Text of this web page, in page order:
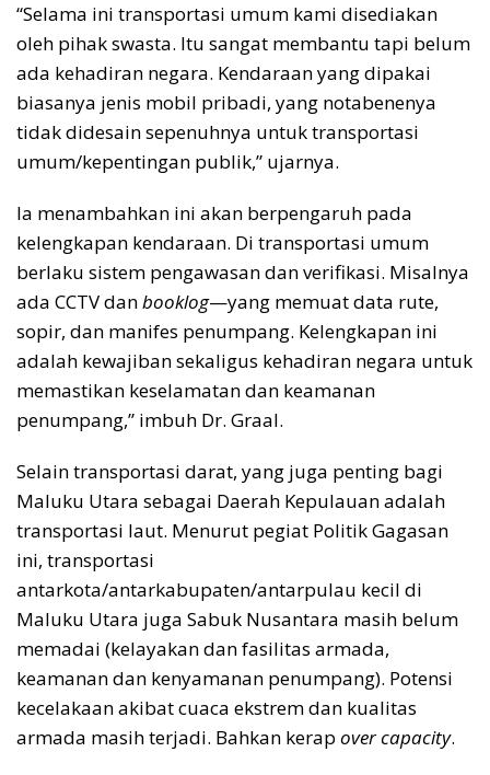
“Selama ini transportasi umum kami disediakan
oleh pihak swasta. Itu sangat membantu tapi belum
ada kehadiran negara. Kendaraan yang dipakai
biasanya jenis mobil pribadi, yang notabenenya
tidak didesain sepenuhnya untuk transportasi
umum/kepentingan publik,” ujarnya.
Ia menambahkan ini akan berpengaruh pada
kelengkapan kendaraan. Di transportasi umum
berlaku sistem pengawasan dan verifikasi. Misalnya
ada CCTV danbooklog—yang memuat data rute,
sopir, dan manifes penumpang. Kelengkapan ini
adalah kewajiban sekaligus kehadiran negara untuk
memastikan keselamatan dan keamanan
penumpang,” imbuh Dr. Graal.
Selain transportasi darat, yang juga penting bagi
Maluku Utara sebagai Daerah Kepulauan adalah
transportasi laut. Menurut pegiat Politik Gagasan
ini, transportasi
antarkota/antarkabupaten/antarpulau kecil di
Maluku Utara juga Sabuk Nusantara masih belum
memadai (kelayakan dan fasilitas armada,
keamanan dan kenyamanan penumpang). Potensi
kecelakaan akibat cuaca ekstrem dan kualitas
armada masih terjadi. Bahkan kerap over capacity.